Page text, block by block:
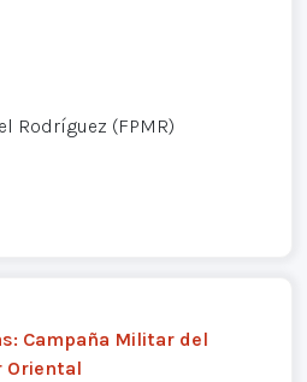
Rodríguez (FPMR)
Campaña Militar del
Oriental